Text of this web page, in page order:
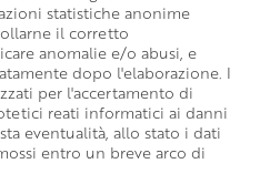
statistiche anonime
il corretto
anomalie e/o abusi, e
dopo l'elaborazione. I
per l'accertamento di
reati informatici ai danni
eventualità, allo stato i dati
entro un breve arco di